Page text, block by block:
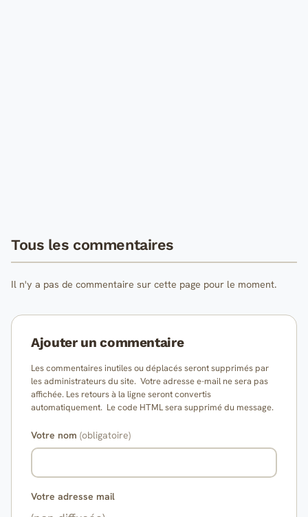
Tous les commentaires
Il n'y a pas de commentaire sur cette page pour le moment.
Ajouter un commentaire
Les commentaires inutiles ou déplacés seront supprimés par
les administrateurs du site. Votre adresse e-mail ne sera pas
affichée. Les retours à la ligne seront convertis
automatiquement. Le code HTML sera supprimé du message.
Votre nom (obligatoire)
Votre adresse mail